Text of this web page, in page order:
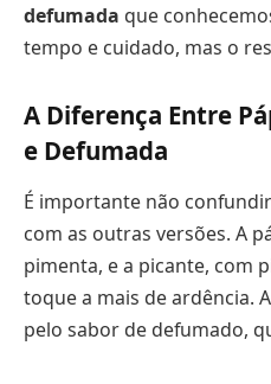
defumada que
tempo e cuidado, mas o
A Diferença Entre
e Defumada
É importante não
com as outras versões. A
pimenta, e a picante, com
toque a mais de ardência.
pelo sabor de defumado,